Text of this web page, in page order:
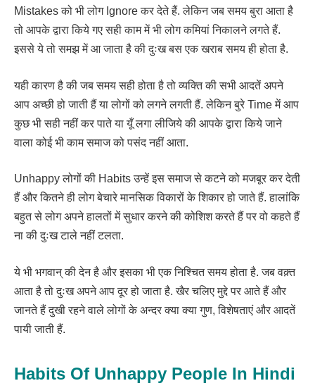
Mistakes को भी लोग Ignore कर देते हैं. लेकिन जब समय बुरा आता है
तो आपके द्वारा किये गए सही काम में भी लोग कमियां निकालने लगते हैं.
इससे ये तो समझ में आ जाता है की दुःख बस एक खराब समय ही होता है.
यही कारण है की जब समय सही होता है तो व्यक्ति की सभी आदतें अपने
आप अच्छी हो जाती हैं या लोगों को लगने लगती हैं. लेकिन बुरे Time में आप
कुछ भी सही नहीं कर पाते या यूँ लगा लीजिये की आपके द्वारा किये जाने
वाला कोई भी काम समाज को पसंद नहीं आता.
Unhappy लोगों की Habits उन्हें इस समाज से कटने को मजबूर कर देती
हैं और कितने ही लोग बेचारे मानसिक विकारों के शिकार हो जाते हैं. हालांकि
बहुत से लोग अपने हालतों में सुधार करने की कोशिश करते हैं पर वो कहते हैं
ना की दुःख टाले नहीं टलता.
ये भी भगवान् की देन है और इसका भी एक निश्चित समय होता है. जब वक़्त
आता है तो दुःख अपने आप दूर हो जाता है. खैर चलिए मुद्दे पर आते हैं और
जानते हैं दुखी रहने वाले लोगों के अन्दर क्या क्या गुण, विशेषताएं और आदतें
पायी जाती हैं.
Habits Of Unhappy People In Hindi